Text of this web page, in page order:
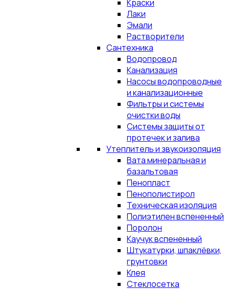
Краски
Лаки
Эмали
Растворители
Сантехника
Водопровод
Канализация
Насосы водопроводные
и канализационные
Фильтры и системы
очистки воды
Системы защиты от
протечек и залива
Утеплитель и звукоизоляция
Вата минеральная и
базальтовая
Пенопласт
Пенополистирол
Техническая изоляция
Полиэтилен вспененный
Поролон
Каучук вспененный
Штукатурки, шпаклёвки,
грунтовки
Клея
Стеклосетка